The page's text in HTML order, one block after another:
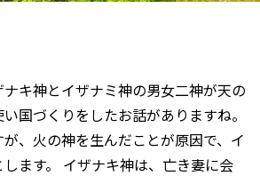
ナキ神とイザナミ神の男女二神が天の
国づくりをしたお話がありますね。
、火の神を生んだことが原因で、イ
ます。 イザナキ神は、亡き妻に会